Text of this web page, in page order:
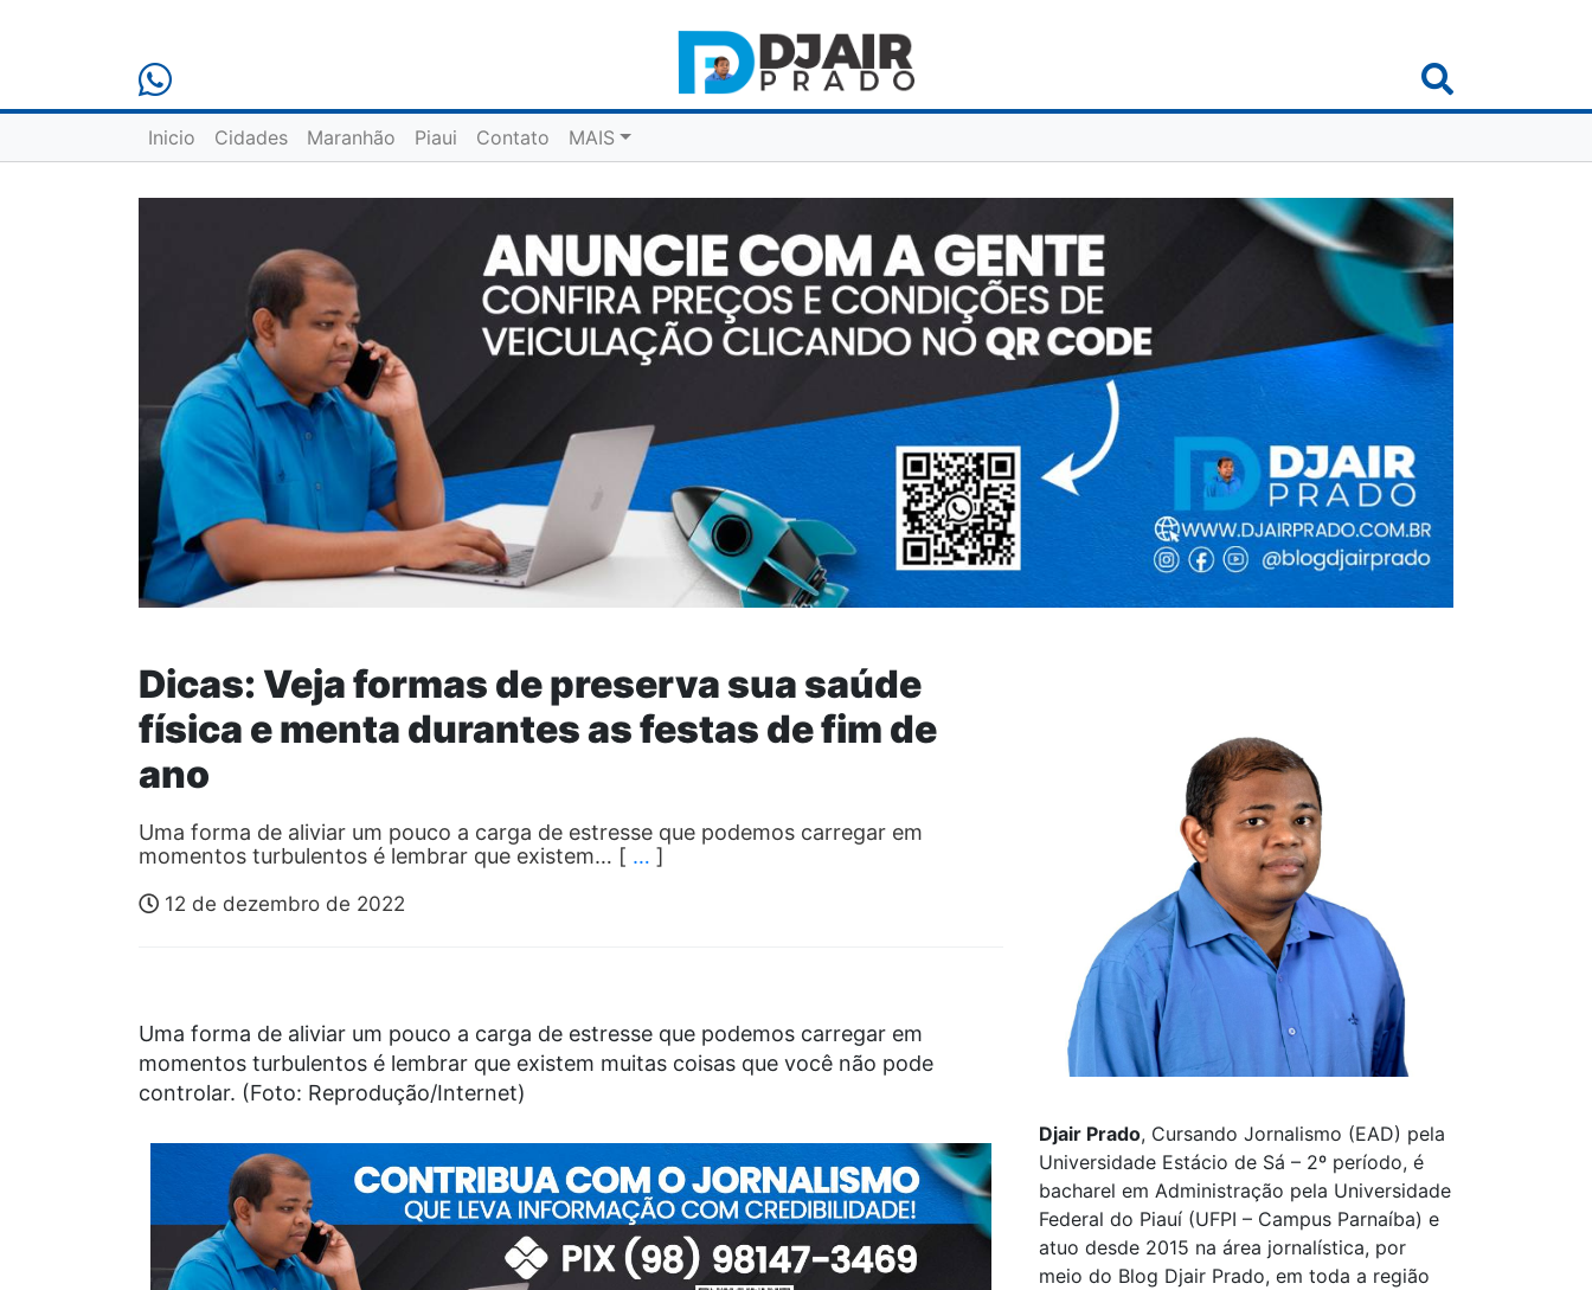
Inicio Cidades Maranhão Piaui Contato MAIS
Dicas: Veja formas de preserva sua saúde
física e menta durantes as festas de fim de
ano
Uma forma de aliviar um pouco a carga de estresse que podemos carregar em
momentos turbulentos é lembrar que existem… [ … ]
12 de dezembro de 2022
Uma forma de aliviar um pouco a carga de estresse que podemos carregar em
momentos turbulentos é lembrar que existem muitas coisas que você não pode
controlar. (Foto: Reprodução/Internet)
Djair Prado, Cursando Jornalismo (EAD) pela
Universidade Estácio de Sá – 2º período, é
bacharel em Administração pela Universidade
Federal do Piauí (UFPI – Campus Parnaíba) e
atuo desde 2015 na área jornalística, por
meio do Blog Djair Prado, em toda a região